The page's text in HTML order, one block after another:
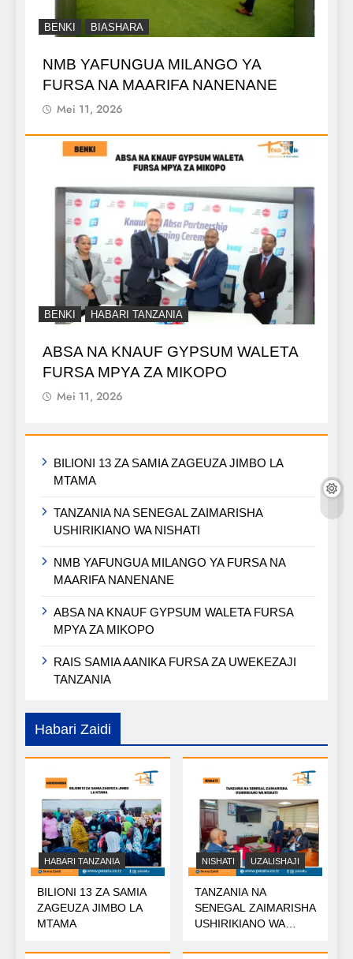
BENKI BIASHARA
NMB YAFUNGUA MILANGO YA
FURSA NA MAARIFA NANENANE
Mei 11, 2026
BENKI HABARI TANZANIA
ABSA NA KNAUF GYPSUM WALETA
FURSA MPYA ZA MIKOPO
Mei 11, 2026
BILIONI 13 ZA SAMIA ZAGEUZA JIMBO LA
MTAMA
TANZANIA NA SENEGAL ZAIMARISHA
USHIRIKIANO WA NISHATI
NMB YAFUNGUA MILANGO YA FURSA NA
MAARIFA NANENANE
ABSA NA KNAUF GYPSUM WALETA FURSA
MPYA ZA MIKOPO
RAIS SAMIA AANIKA FURSA ZA UWEKEZAJI
TANZANIA
Habari Zaidi
HABARI TANZANIA
BILIONI 13 ZA SAMIA
ZAGEUZA JIMBO LA
MTAMA
NISHATI UZALISHAJI
TANZANIA NA
SENEGAL ZAIMARISHA
USHIRIKIANO WA